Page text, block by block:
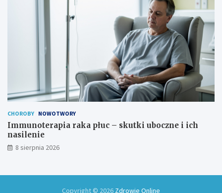
CHOROBY NOWOTWORY
Immunoterapia raka płuc – skutki uboczne i ich
nasilenie
8 sierpnia 2026
Copyright © 2026 Zdrowie Online